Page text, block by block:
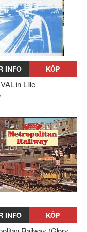
INFO KÖP
in Lille
INFO KÖP